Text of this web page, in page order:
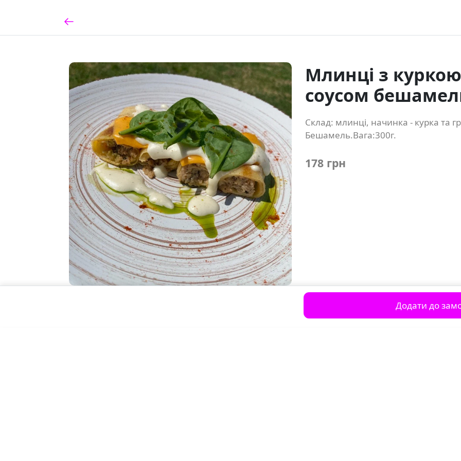
Млинці з
соусом
Склад: млинці, начинка - курка та
Бешамель.Вага:300г.
178 грн
Додати до